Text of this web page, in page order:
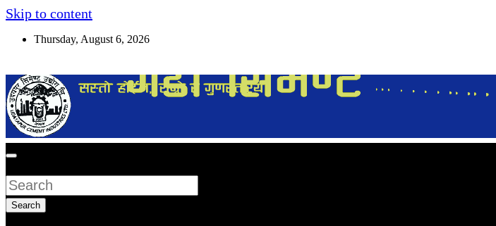
Skip to content
Thursday, August 6, 2026
सूचना तपाईंकाे अधिकार
Search